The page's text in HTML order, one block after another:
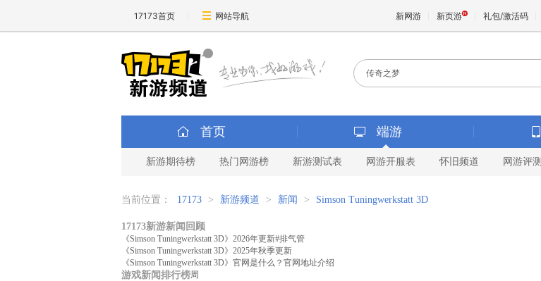
17173首页 网站导航 新网游 新页游 礼包/激活码
首页 端游
新游期待榜 热门网游榜 新游测试表 网游开服表 怀旧频道 网游评测
当前位置： 17173 > 新游频道 > 新闻 > Simson Tuningwerkstatt 3D
17173新游新闻回顾
《Simson Tuningwerkstatt 3D》2026年更新#排气管
《Simson Tuningwerkstatt 3D》2025年秋季更新
《Simson Tuningwerkstatt 3D》官网是什么？官网地址介绍
游戏新闻排行榜周